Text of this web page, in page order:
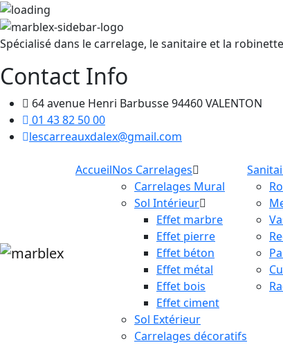
Spécialisé dans le carrelage, le sanitaire et la
Contact Info
64 avenue Henri Barbusse 94460 VALENTON
01 43 82 50 00
lescarreauxdalex@gmail.com
AccueilNos Carrelages
Carrelages Mural
Sol Intérieur
Effet marbre
Effet pierre
Effet béton
Effet métal
Effet bois
Effet ciment
Sol Extérieur
Carrelages décoratifs